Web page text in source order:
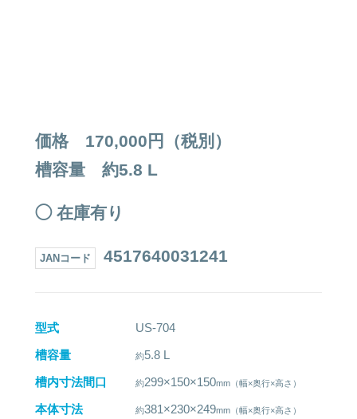
価格 170,000円（税別）
槽容量 約5.8 L
◯ 在庫有り
JANコード 4517640031241
型式
US-704
槽容量
5.8 L
槽内寸法間口
299×150×150
本体寸法
381×230×249